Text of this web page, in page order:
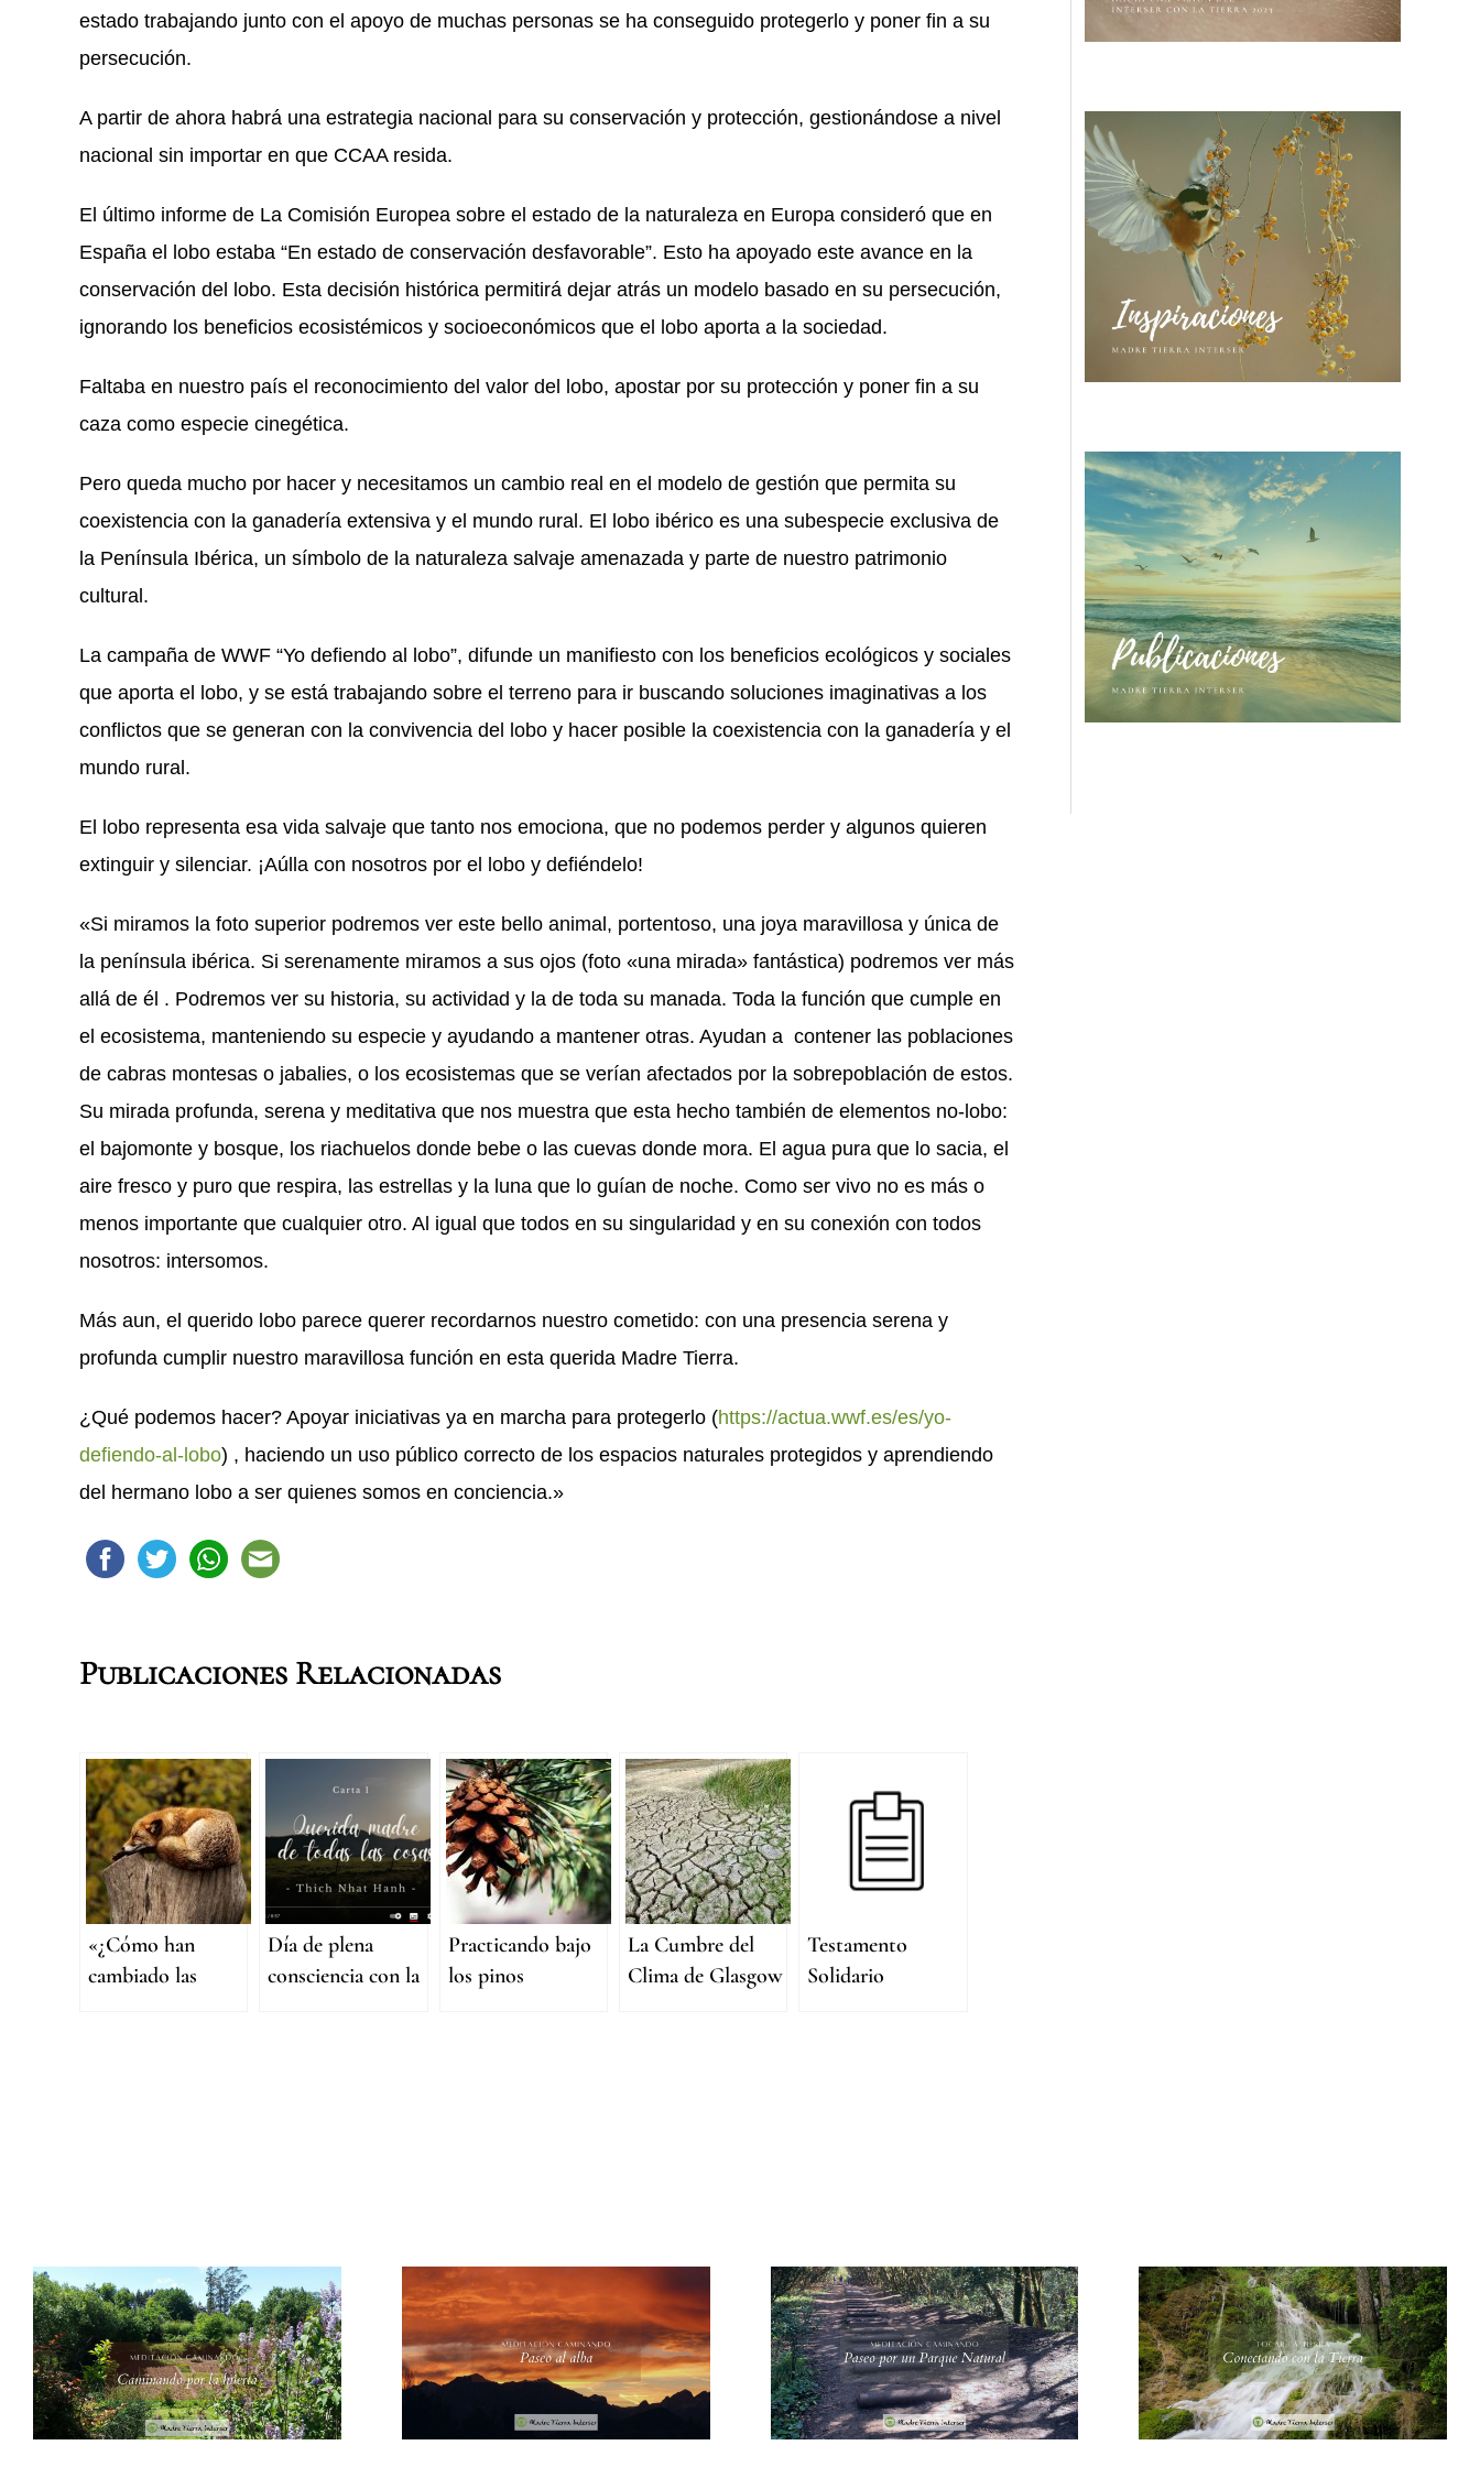
estado trabajando junto con el apoyo de muchas personas se ha conseguido protegerlo y poner fin a su
persecución.
A partir de ahora habrá una estrategia nacional para su conservación y protección, gestionándose a nivel
nacional sin importar en que CCAA resida.
El último informe de La Comisión Europea sobre el estado de la naturaleza en Europa consideró que en
España el lobo estaba “En estado de conservación desfavorable”. Esto ha apoyado este avance en la
conservación del lobo. Esta decisión histórica permitirá dejar atrás un modelo basado en su persecución,
ignorando los beneficios ecosistémicos y socioeconómicos que el lobo aporta a la sociedad.
Faltaba en nuestro país el reconocimiento del valor del lobo, apostar por su protección y poner fin a su
caza como especie cinegética.
Pero queda mucho por hacer y necesitamos un cambio real en el modelo de gestión que permita su
coexistencia con la ganadería extensiva y el mundo rural. El lobo ibérico es una subespecie exclusiva de
la Península Ibérica, un símbolo de la naturaleza salvaje amenazada y parte de nuestro patrimonio
cultural.
La campaña de WWF “Yo defiendo al lobo”, difunde un manifiesto con los beneficios ecológicos y sociales
que aporta el lobo, y se está trabajando sobre el terreno para ir buscando soluciones imaginativas a los
conflictos que se generan con la convivencia del lobo y hacer posible la coexistencia con la ganadería y el
mundo rural.
El lobo representa esa vida salvaje que tanto nos emociona, que no podemos perder y algunos quieren
extinguir y silenciar. ¡Aúlla con nosotros por el lobo y defiéndelo!
«Si miramos la foto superior podremos ver este bello animal, portentoso, una joya maravillosa y única de
la península ibérica. Si serenamente miramos a sus ojos (foto «una mirada» fantástica) podremos ver más
allá de él . Podremos ver su historia, su actividad y la de toda su manada. Toda la función que cumple en
el ecosistema, manteniendo su especie y ayudando a mantener otras. Ayudan a contener las poblaciones
de cabras montesas o jabalies, o los ecosistemas que se verían afectados por la sobrepoblación de estos.
Su mirada profunda, serena y meditativa que nos muestra que esta hecho también de elementos no-lobo:
el bajomonte y bosque, los riachuelos donde bebe o las cuevas donde mora. El agua pura que lo sacia, el
aire fresco y puro que respira, las estrellas y la luna que lo guían de noche. Como ser vivo no es más o
menos importante que cualquier otro. Al igual que todos en su singularidad y en su conexión con todos
nosotros: intersomos.
Más aun, el querido lobo parece querer recordarnos nuestro cometido: con una presencia serena y
profunda cumplir nuestro maravillosa función en esta querida Madre Tierra.
¿Qué podemos hacer? Apoyar iniciativas ya en marcha para protegerlo (https://actua.wwf.es/es/yo-
defiendo-al-lobo) , haciendo un uso público correcto de los espacios naturales protegidos y aprendiendo
del hermano lobo a ser quienes somos en conciencia.»
Publicaciones Relacionadas
«¿Cómo han
cambiado las
Día de plena
consciencia con la
Practicando bajo
los pinos
La Cumbre del
Clima de Glasgow
Testamento
Solidario